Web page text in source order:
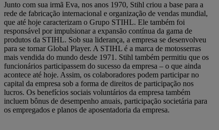
Junto com sua irmã Eva, nos anos 1970, Stihl criou a base para a
rede de fabricação internacional e organização de vendas mundial,
que até hoje caracterizam o Grupo STIHL. Ele também foi
responsável por impulsionar a expansão contínua da gama de
produtos da STIHL. Sob sua liderança, a empresa se desenvolveu
para se tornar Global Player. A STIHL é a marca de motosserras
mais vendida do mundo desde 1971. Stihl também permitiu que os
funcionários participassem do sucesso da empresa – o que ainda
acontece até hoje. Assim, os colaboradores podem participar no
capital da empresa sob a forma de direitos de participação nos
lucros. Os benefícios sociais voluntários da empresa também
incluem bônus de desempenho anuais, participação societária para
os empregados e planos de aposentadoria da empresa.